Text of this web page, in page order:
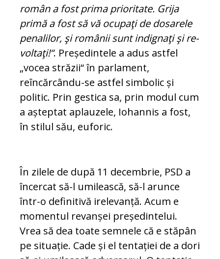
ro­mân a fost prima prioritate. Grija
primă a fost să vă ocupaţi de dosarele
pe­na­lilor, şi românii sunt indignaţi şi re­
vol­taţi!“. Președintele a adus astfel
„vocea stră­zii“ în parlament,
reîncărcându-se ast­fel simbolic și
politic. Prin gestica sa, prin modul cum
a așteptat aplauzele, Iohannis a fost,
în stilul său, euforic.
În zilele de după 11 decembrie, PSD a
în­cercat să-l umilească, să-l arunce
într-o de­finitivă irelevanță. Acum e
momentul revanșei președintelui.
Vrea să dea toate semnele că e stăpân
pe situație. Cade și el tentației de a dori